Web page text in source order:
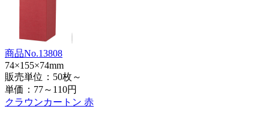
商品No.13808
74×155×74mm
販売単位：50枚～
単価： 77～110円
クラウンカートン 赤